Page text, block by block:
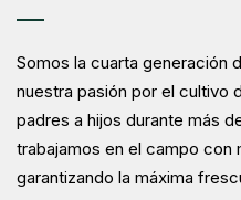
Somos la cuarta generación
nuestra pasión por el cultivo
padres a hijos durante más
trabajamos en el campo con
garantizando la máxima